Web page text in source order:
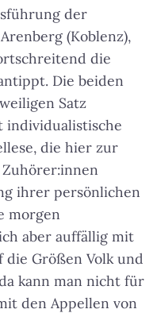
der
(Koblenz),
die
Die beiden
Satz
individualistische
die hier zur
ihrer persönlichen
morgen
aber auffällig mit
die Größen Volk und
kann man nicht für
den Appellen von